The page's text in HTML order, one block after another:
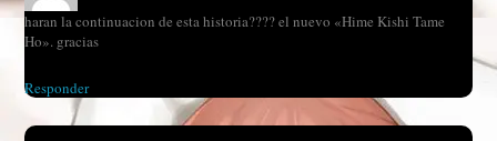
haran la continuacion de esta historia???? el nuevo «Hime Kishi Tame
Ho». gracias
Responder